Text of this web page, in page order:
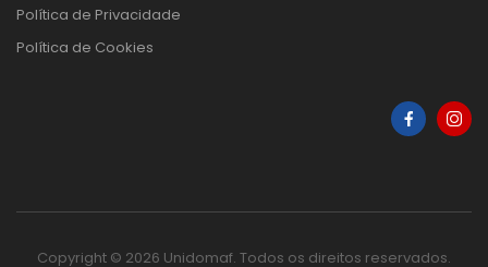
Política de Privacidade
Política de Cookies
Copyright © 2026 Unidomaf. Todos os direitos reservados.